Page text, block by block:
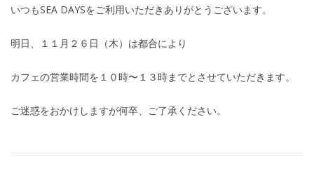
いつもSEA DAYSをご利用いただきありがとうございます。
明日、１１月２６日（木）は都合により
カフェの営業時間を１０時〜１３時までとさせていただきます。
ご迷惑をおかけしますが何卒、ご了承ください。